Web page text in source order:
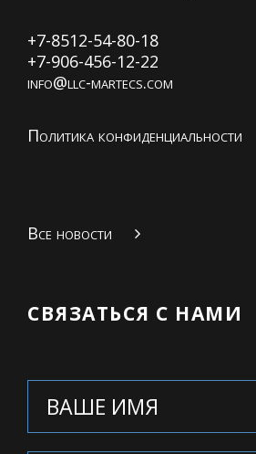
+7-8512-54-80-18
+7-906-456-12-22
info@llc-martecs.com
Политика конфиденциальности
Все новости
СВЯЗАТЬСЯ С НАМИ